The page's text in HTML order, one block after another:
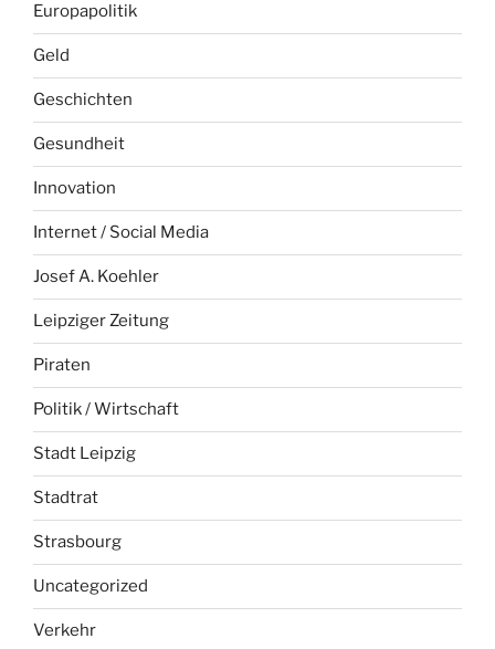
Europapolitik
Geld
Geschichten
Gesundheit
Innovation
Internet / Social Media
Josef A. Koehler
Leipziger Zeitung
Piraten
Politik / Wirtschaft
Stadt Leipzig
Stadtrat
Strasbourg
Uncategorized
Verkehr